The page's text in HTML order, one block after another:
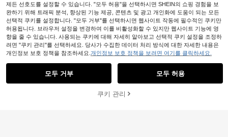
44% 할인!
제든 선호도를 설정할 수 있습니다. "모두 허용"을 선택하시면 SHEIN의 쇼핑 경험을 보
완하기 위해 트래픽 분석, 향상된 기능 제공, 콘텐츠 및 광고 개인화에 도움이 되는 모든
선택적 쿠키를 설정합니다. "모두 거부"를 선택하시면 웹사이트 작동에 필수적인 쿠키만
허용됩니다. 브라우저 설정을 변경하여 이를 비활성화할 수 있지만 웹사이트 기능에 영
향을 줄 수 있습니다. 사용되는 쿠키에 대해 자세히 알아보고 선택적 쿠키 설정을 조정하
려면 "쿠키 관리"를 선택하세요. 당사가 수집한 데이터 처리 방식에 대한 자세한 내용은
개인정보 보호 정책을 참조하세요. 개인정보 보호 정책을 보려면 여기를 클릭하세요.
모두 거부 모두 허용
쿠키 관리